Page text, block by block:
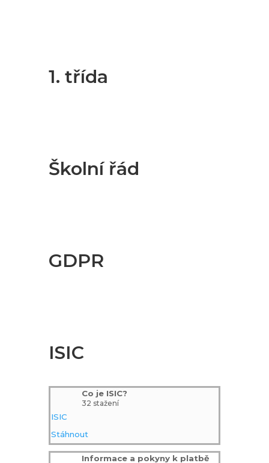
1. třída
Školní řád
GDPR
ISIC
Co je ISIC?
32 stažení
ISIC
Stáhnout
Informace a pokyny k platbě